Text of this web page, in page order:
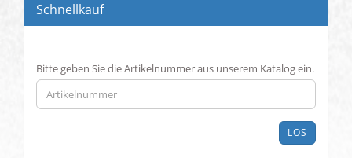
Schnellkauf
BITTE
GEBEN
SIE
DIE
Bitte geben Sie die Artikelnummer aus unserem Katalog ein.
LOS